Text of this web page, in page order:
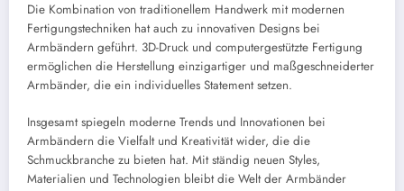
Die Kombination von traditionellem Handwerk mit modernen
Fertigungstechniken hat auch zu innovativen Designs bei
Armbändern geführt. 3D-Druck und computergestützte Fertigung
ermöglichen die Herstellung einzigartiger und maßgeschneiderter
Armbänder, die ein individuelles Statement setzen.
Insgesamt spiegeln moderne Trends und Innovationen bei
Armbändern die Vielfalt und Kreativität wider, die die
Schmuckbranche zu bieten hat. Mit ständig neuen Styles,
Materialien und Technologien bleibt die Welt der Armbänder